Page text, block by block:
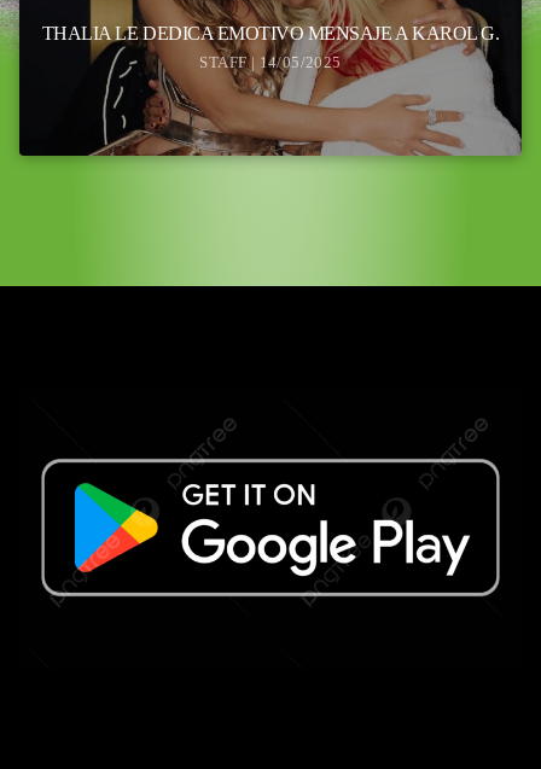
THALIA LE DEDICA EMOTIVO MENSAJE A KAROL G.
STAFF | 14/05/2025